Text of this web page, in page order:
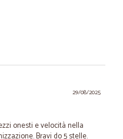
29/08/2025
onesti e velocità nella
Bravi do 5 stelle.